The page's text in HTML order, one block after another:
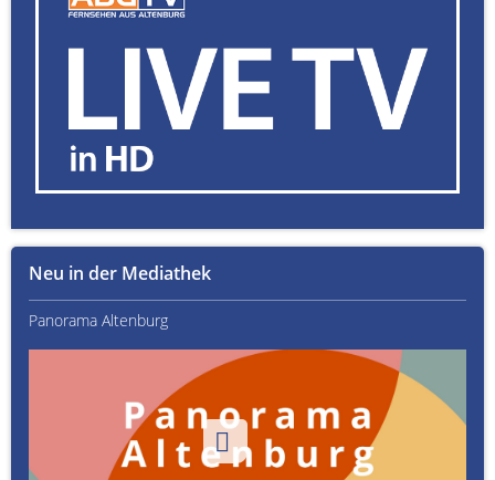
Neu in der Mediathek
Panorama Altenburg